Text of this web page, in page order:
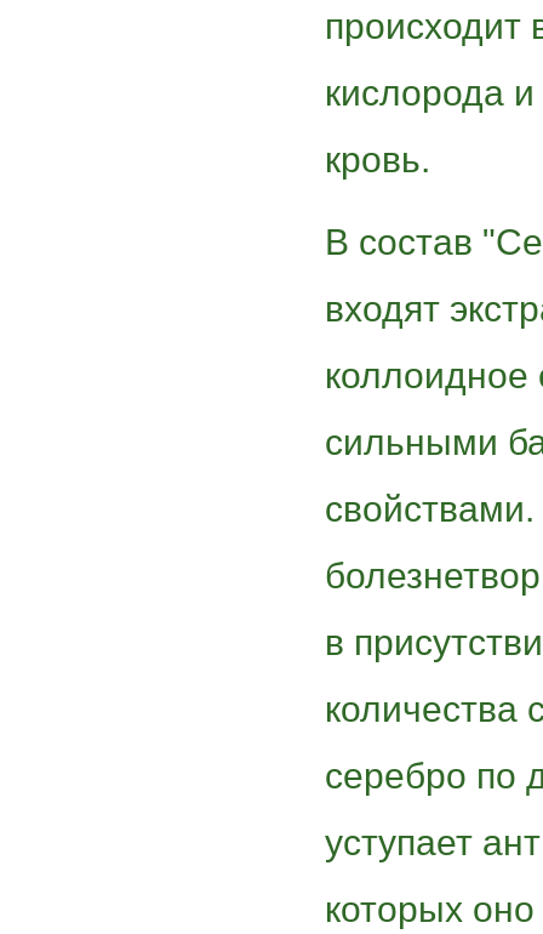
происходит
кислорода
кровь.
В состав
входят
сильными
в
количества
серебро по
уступает
которых